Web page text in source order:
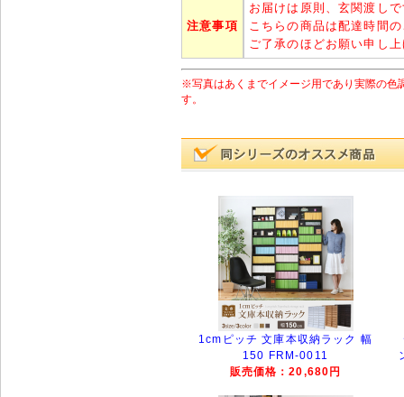
注意事項
お届けは原則、玄関渡し
こちらの商品は配達時間
ご了承のほどお願い申し
※写真はあくまでイメージ用であり実際の色
す。
1cmピッチ 文庫本収納ラック 幅
150 FRM-0011
販売価格：20,680円